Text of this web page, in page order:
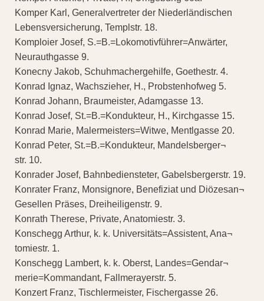
Komper Karl, Generalvertreter der Niederländischen
Lebensversicherung, Templstr. 18.
Komploier Josef, S.=B.=Lokomotivführer=Anwärter,
Neurauthgasse 9.
Konecny Jakob, Schuhmachergehilfe, Goethestr. 4.
Konrad Ignaz, Wachszieher, H., Probstenhofweg 5.
Konrad Johann, Braumeister, Adamgasse 13.
Konrad Josef, St.=B.=Kondukteur, H., Kirchgasse 15.
Konrad Marie, Malermeisters=Witwe, Mentlgasse 20.
Konrad Peter, St.=B.=Kondukteur, Mandelsberger¬
str. 10.
Konrader Josef, Bahnbediensteter, Gabelsbergerstr. 19.
Konrater Franz, Monsignore, Benefiziat und Diözesan¬
Gesellen Präses, Dreiheiligenstr. 9.
Konrath Therese, Private, Anatomiestr. 3.
Konschegg Arthur, k. k. Universitäts=Assistent, Ana¬
tomiestr. 1.
Konschegg Lambert, k. k. Oberst, Landes=Gendar¬
merie=Kommandant, Fallmerayerstr. 5.
Konzert Franz, Tischlermeister, Fischergasse 26.